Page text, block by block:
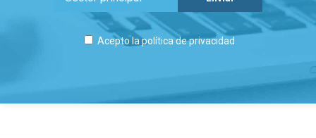
Acepto lapolítica de privacidad